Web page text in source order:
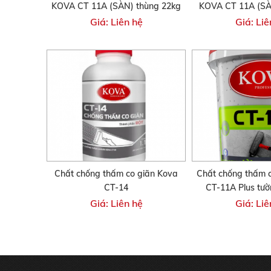
KOVA CT 11A (SÀN) thùng 22kg
Giá: Liên hệ
KOVA CT 11A
Giá:
Chất chống thấm co giãn Kova
CT-14
Giá: Liên hệ
Chất chống thấm
CT-11A Plus
Giá: